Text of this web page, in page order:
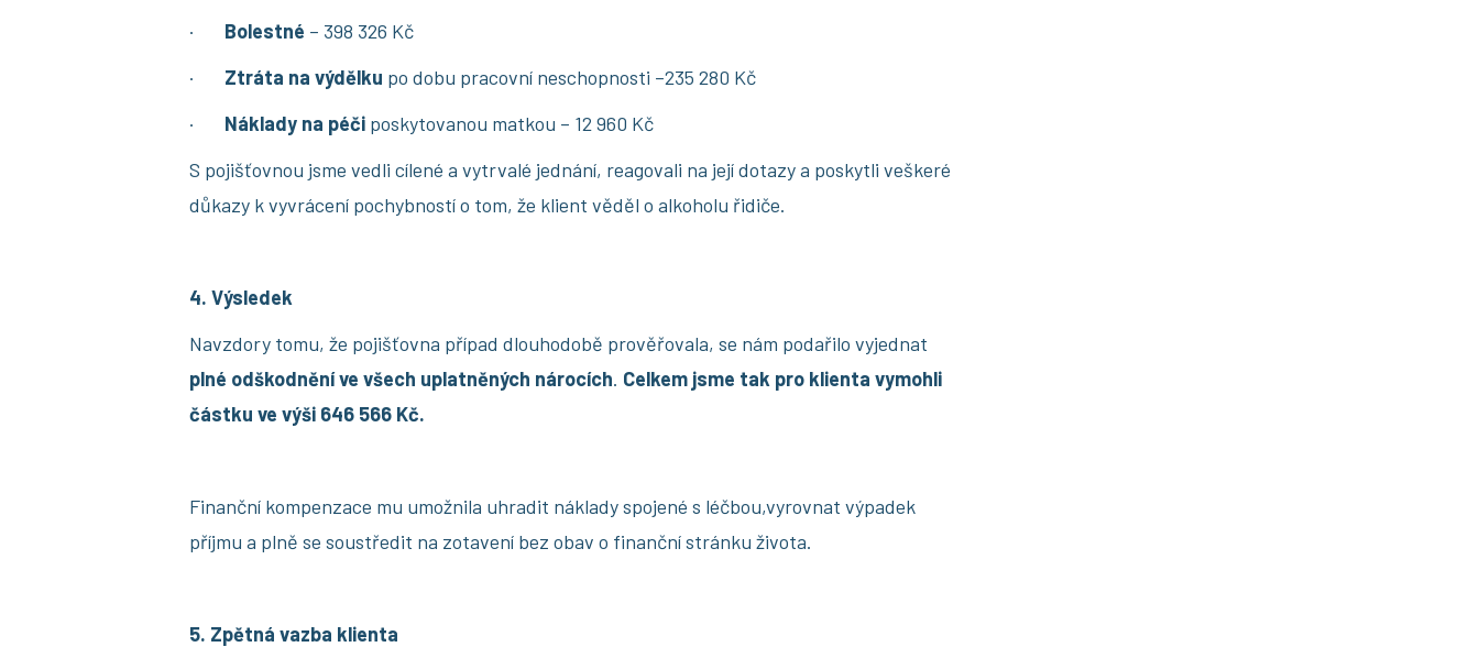
· Bolestné – 398 326 Kč
· Ztráta na výdělku po dobu pracovní neschopnosti –235 280 Kč
· Náklady na péči poskytovanou matkou – 12 960 Kč
S pojišťovnou jsme vedli cílené a vytrvalé jednání, reagovali na její dotazy a poskytli veškeré
důkazy k vyvrácení pochybností o tom, že klient věděl o alkoholu řidiče.
4. Výsledek
Navzdory tomu, že pojišťovna případ dlouhodobě prověřovala, se nám podařilo vyjednat
plné odškodnění ve všech uplatněných nárocích. Celkem jsme tak pro klienta vymohli
částku ve výši 646 566 Kč.
Finanční kompenzace mu umožnila uhradit náklady spojené s léčbou,vyrovnat výpadek
příjmu a plně se soustředit na zotavení bez obav o finanční stránku života.
5. Zpětná vazba klienta